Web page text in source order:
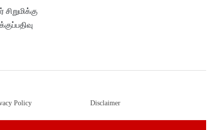
Policy Disclaimer